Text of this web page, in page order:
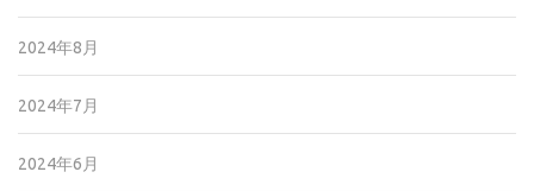
2024年8月
2024年7月
2024年6月